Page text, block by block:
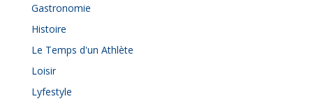
Gastronomie
Histoire
Le Temps d'un Athlète
Loisir
Lyfestyle